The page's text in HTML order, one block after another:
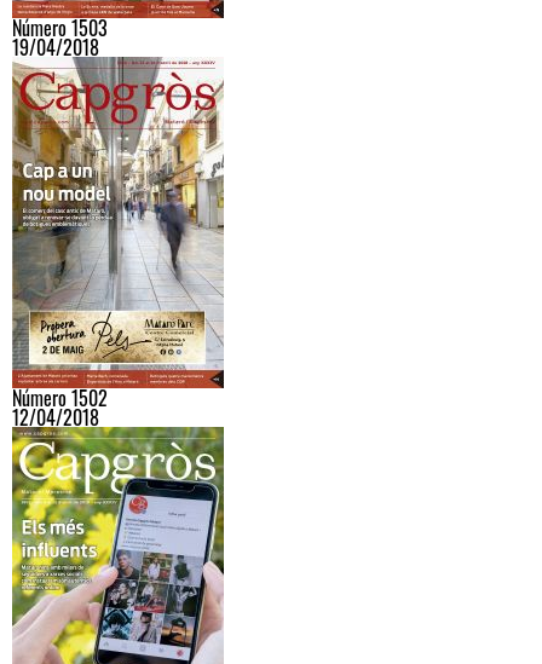
Número 1503
19/04/2018
Número 1502
12/04/2018